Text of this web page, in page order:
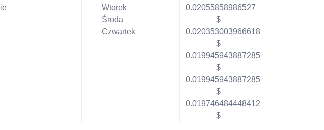
Wtorek
Środa
Czwartek
0.02055858986527
$
0.020353003966618
$
0.019945943887285
$
0.019945943887285
$
0.019746484448412
$